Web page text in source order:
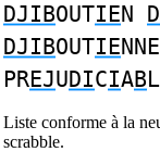
DJIBOUTIEN
DJIBOUTIE
PREJUDICIAB
Liste conforme à la
scrabble.